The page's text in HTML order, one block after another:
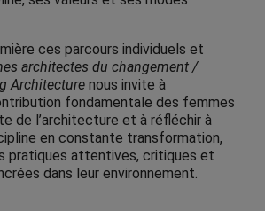
ces parcours individuels et
architectes du changement /
Architecture nous invite à
fondamentale des femmes
de l’architecture et à réfléchir à
en constante transformation,
pratiques attentives, critiques et
dans leur environnement.